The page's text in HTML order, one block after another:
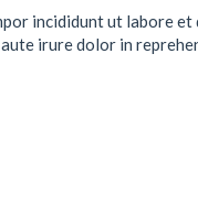
incididunt ut labore et
irure dolor in